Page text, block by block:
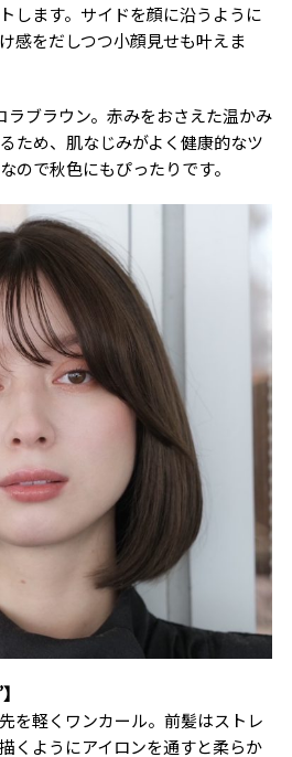
します。サイドを顔に沿うように
感をだしつつ小顔見せも叶えま
ラブラウン。赤みをおさえた温かみ
ため、肌なじみがよく健康的なツ
ので秋色にもぴったりです。
を軽くワンカール。前髪はストレ
くようにアイロンを通すと柔らか